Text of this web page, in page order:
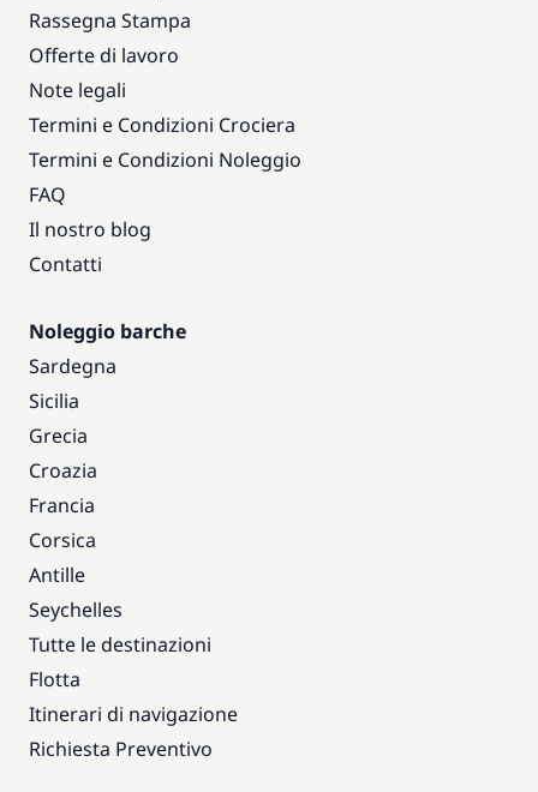
Rassegna Stampa
Offerte di lavoro
Note legali
Termini e Condizioni Crociera
Termini e Condizioni Noleggio
FAQ
Il nostro blog
Contatti
Noleggio barche
Sardegna
Sicilia
Grecia
Croazia
Francia
Corsica
Antille
Seychelles
Tutte le destinazioni
Flotta
Itinerari di navigazione
Richiesta Preventivo